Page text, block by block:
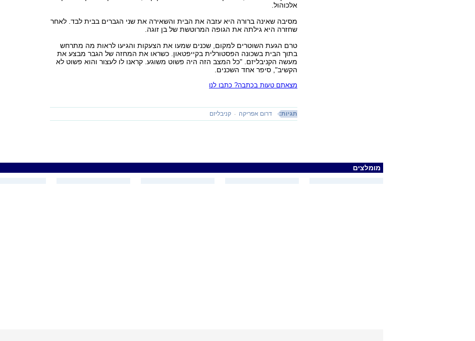
אלכוהול.
מסיבה שאינה ברורה היא עזבה את הבית והשאירה את שני הגברים בבית לבד. לאחר
שחזרה היא גילתה את הגופה המרוטשת של בן זוגה.
טרם הגעת השוטרים למקום, שכנים שמעו את הצעקות והגיעו לראות מה מתרחש
בתוך הבית בשכונה הפסטורלית בקייפטאון. כשראו את המחזה של הגבר מבצע את
מעשה הקניבליזם. "כל המצב הזה היה פשוט משוגע. קראנו לו לעצור והוא פשוט לא
הקשיב", סיפר אחד השכנים.
מצאתם טעות בכתבה? כתבו לנו
תגיות: דרום אפריקה קניבליזם
מומלצים